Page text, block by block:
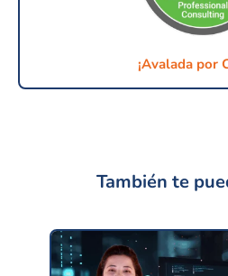
¡Avalada por
También te